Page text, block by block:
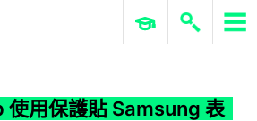
ERP 與商業 AI
使用保護貼 Samsung 表